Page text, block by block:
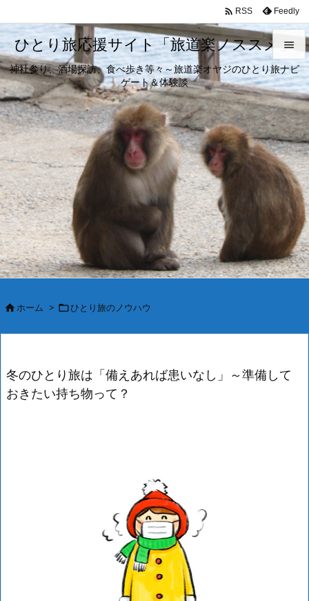
ひとり旅応援サイト「旅道楽ノススメ」
神社参り、酒場探訪、食べ歩き等々～旅道楽オヤジのひとり旅ナビ
ゲート＆体験談


メニュ

サイド

前へ

次へ

検索
 RSS Feedly
ホーム > ひとり旅のノウハウ
冬のひとり旅は「備えあれば患いなし」～準備して
おきたい持ち物って？